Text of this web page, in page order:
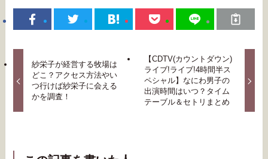
紗栄子が経営する牧場は
どこ？アクセス方法やい
つ行けば紗栄子に会える
かを調査！
【CDTV(カウントダウン)
ライブ!ライブ!4時間半ス
ペシャル】なにわ男子の
出演時間はいつ？タイム
テーブル＆セトリまとめ